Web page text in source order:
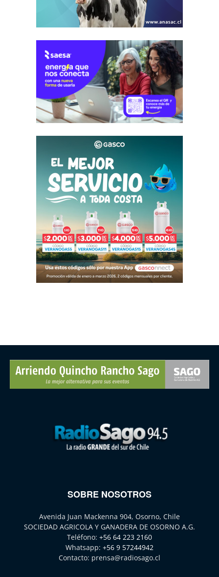
SOBRE NOSOTROS
Avenida Juan Mackenna 904, Osorno, Chile
SOCIEDAD AGRICOLA Y GANADERA DE OSORNO A.G.
Teléfono: +56 64 223 2160
Whatsapp: +56 9 57244942
Contacto: prensa@radiosago.cl